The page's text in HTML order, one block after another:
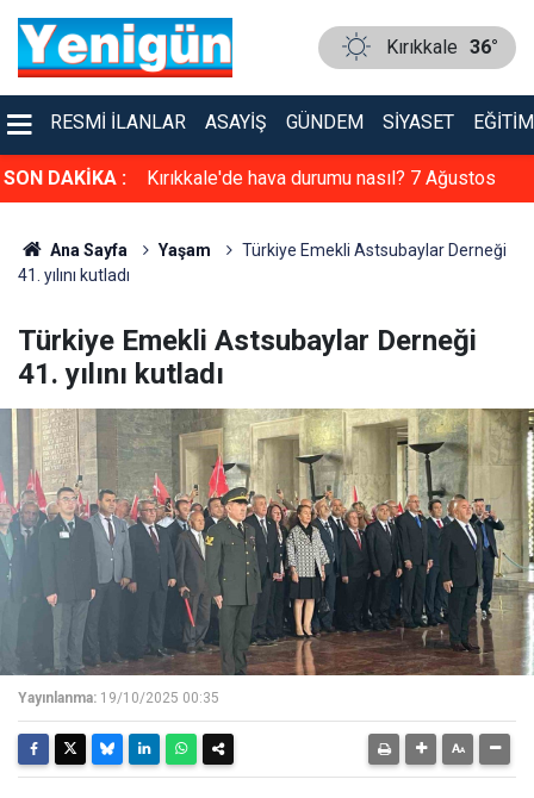
Kırıkkale 36°
RESMI İLANLAR ASAYIŞ GÜNDEM SIYASET EĞITIM
SON DAKİKA :
7 Ağustos Kırıkkale'de hava durumu nasıl? 7 Ağustos
Ana Sayfa Yaşam
Türkiye Emekli Astsubaylar Derneği
41. yılını kutladı
Türkiye Emekli Astsubaylar Derneği
41. yılını kutladı
Yayınlanma: 19/10/2025 00:35